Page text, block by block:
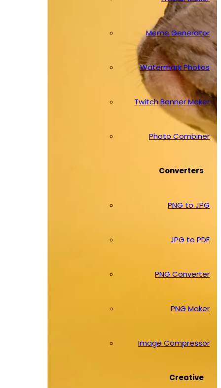
Meme Generator
Watermark Photos
Twitch Banner Maker
Photo Combiner
Converters
PNG to JPG
JPG to PDF
PNG Converter
PNG Maker
Image Compressor
Creative